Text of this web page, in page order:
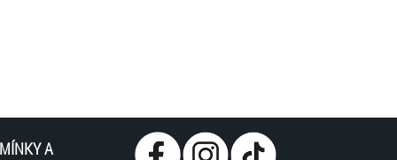
ZTP/P zdarma bez vstupenky, rezervace
cenu
A